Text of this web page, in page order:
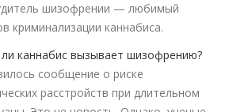
шизофрении — любимый
криминализации каннабиса.
сообщение о риске
расстройств при длительном